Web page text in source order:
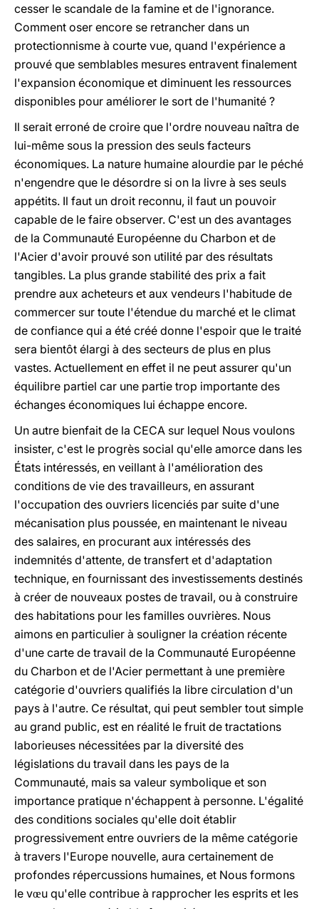
cesser le scandale de la famine et de l'ignorance.
Comment oser encore se retrancher dans un
protectionnisme à courte vue, quand l'expérience a
prouvé que semblables mesures entravent finalement
l'expansion économique et diminuent les ressources
disponibles pour améliorer le sort de l'humanité ?
Il serait erroné de croire que l'ordre nouveau naîtra de
lui-même sous la pression des seuls facteurs
économiques. La nature humaine alourdie par le péché
n'engendre que le désordre si on la livre à ses seuls
appétits. Il faut un droit reconnu, il faut un pouvoir
capable de le faire observer. C'est un des avantages
de la Communauté Européenne du Charbon et de
l'Acier d'avoir prouvé son utilité par des résultats
tangibles. La plus grande stabilité des prix a fait
prendre aux acheteurs et aux vendeurs l'habitude de
commercer sur toute l'étendue du marché et le climat
de confiance qui a été créé donne l'espoir que le traité
sera bientôt élargi à des secteurs de plus en plus
vastes. Actuellement en effet il ne peut assurer qu'un
équilibre partiel car une partie trop importante des
échanges économiques lui échappe encore.
Un autre bienfait de la CECA sur lequel Nous voulons
insister, c'est le progrès social qu'elle amorce dans les
États intéressés, en veillant à l'amélioration des
conditions de vie des travailleurs, en assurant
l'occupation des ouvriers licenciés par suite d'une
mécanisation plus poussée, en maintenant le niveau
des salaires, en procurant aux intéressés des
indemnités d'attente, de transfert et d'adaptation
technique, en fournissant des investissements destinés
à créer de nouveaux postes de travail, ou à construire
des habitations pour les familles ouvrières. Nous
aimons en particulier à souligner la création récente
d'une carte de travail de la Communauté Européenne
du Charbon et de l'Acier permettant à une première
catégorie d'ouvriers qualifiés la libre circulation d'un
pays à l'autre. Ce résultat, qui peut sembler tout simple
au grand public, est en réalité le fruit de tractations
laborieuses nécessitées par la diversité des
législations du travail dans les pays de la
Communauté, mais sa valeur symbolique et son
importance pratique n'échappent à personne. L'égalité
des conditions sociales qu'elle doit établir
progressivement entre ouvriers de la même catégorie
à travers l'Europe nouvelle, aura certainement de
profondes répercussions humaines, et Nous formons
le vœu qu'elle contribue à rapprocher les esprits et les